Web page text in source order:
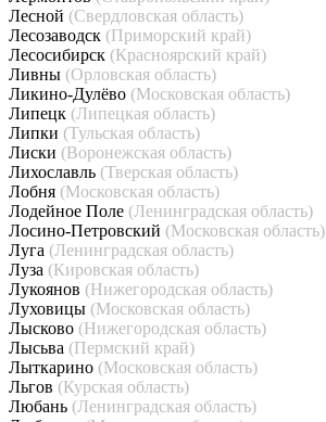
Лесной (Свердловская область)
Лесозаводск (Приморский край)
Лесосибирск (Красноярский край)
Ливны (Орловская область)
Ликино-Дулёво (Московская область)
Липецк (Липецкая область)
Липки (Тульская область)
Лиски (Воронежская область)
Лихославль (Тверская область)
Лобня (Московская область)
Лодейное Поле (Ленинградская область)
Лосино-Петровский (Московская область)
Луга (Ленинградская область)
Луза (Кировская область)
Лукоянов (Нижегородская область)
Луховицы (Московская область)
Лысково (Нижегородская область)
Лысьва (Пермский край)
Лыткарино (Московская область)
Льгов (Курская область)
Любань (Ленинградская область)